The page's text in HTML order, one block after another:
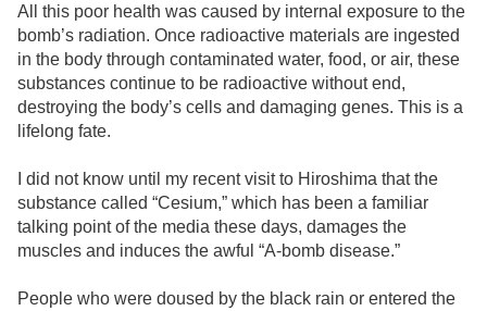
All this poor health was caused by internal exposure to the
bomb’s radiation. Once radioactive materials are ingested
in the body through contaminated water, food, or air, these
substances continue to be radioactive without end,
destroying the body’s cells and damaging genes. This is a
lifelong fate.
I did not know until my recent visit to Hiroshima that the
substance called “Cesium,” which has been a familiar
talking point of the media these days, damages the
muscles and induces the awful “A-bomb disease.”
People who were doused by the black rain or entered the